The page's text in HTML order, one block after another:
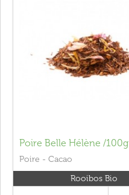
Poire Belle Hélène /100g
Poire - Cacao
Rooibos Bio